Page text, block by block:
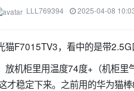
LLL769394 2025-04-08
猫F7015TV3，看中的是带
放机柜里用温度74度+（机柜
才稳定下来。之前用的华为猫棒